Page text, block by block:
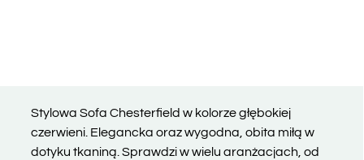
Stylowa Sofa Chesterfield w kolorze głębokiej
czerwieni. Elegancka oraz wygodna, obita miłą w
dotyku tkaniną. Sprawdzi w wielu aranżacjach, od